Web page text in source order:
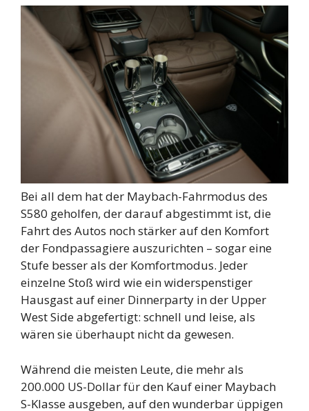
Bei all dem hat der Maybach-Fahrmodus des
S580 geholfen, der darauf abgestimmt ist, die
Fahrt des Autos noch stärker auf den Komfort
der Fondpassagiere auszurichten – sogar eine
Stufe besser als der Komfortmodus. Jeder
einzelne Stoß wird wie ein widerspenstiger
Hausgast auf einer Dinnerparty in der Upper
West Side abgefertigt: schnell und leise, als
wären sie überhaupt nicht da gewesen.
Während die meisten Leute, die mehr als
200.000 US-Dollar für den Kauf einer Maybach
S-Klasse ausgeben, auf den wunderbar üppigen